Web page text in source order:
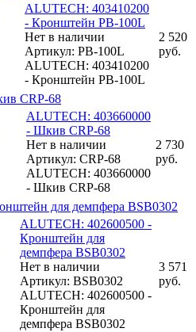
ALUTECH: 403410200
- Кронштейн PB-100L
Нет в наличии
Артикул: PB-100L
ALUTECH: 403410200
- Кронштейн PB-100L
2 520
руб.
CRP-68
ALUTECH: 403660000
- Шкив CRP-68
Нет в наличии
Артикул: CRP-68
ALUTECH: 403660000
- Шкив CRP-68
2 730
руб.
для демпфера BSB0302
ALUTECH: 402600500 -
Кронштейн для
демпфера BSB0302
Нет в наличии
Артикул: BSB0302
ALUTECH: 402600500 -
Кронштейн для
демпфера BSB0302
3 571
руб.